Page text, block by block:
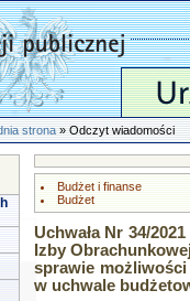
strona» Odczyt wiadomości
Budżet i finanse
Budżet
Uchwała Nr 34/
Izby
sprawie
w uchwale